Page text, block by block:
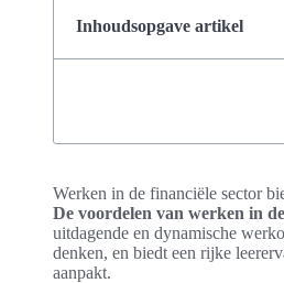
Inhoudsopgave artikel
Werken in de financiële sector
De voordelen van werken in
uitdagende en dynamische
denken, en biedt een rijke
aanpakt.